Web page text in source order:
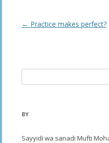
Post
← Practice makes perfect?
for:
BY
Sayyidi wa sanadi Mufti